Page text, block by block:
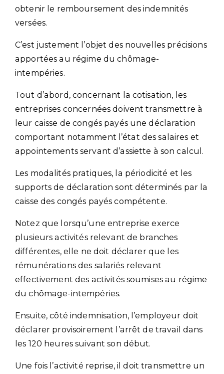
obtenir le remboursement des indemnités
versées.
C’est justement l’objet des nouvelles précisions
apportées au régime du chômage-
intempéries.
Tout d’abord, concernant la cotisation, les
entreprises concernées doivent transmettre à
leur caisse de congés payés une déclaration
comportant notamment l’état des salaires et
appointements servant d’assiette à son calcul.
Les modalités pratiques, la périodicité et les
supports de déclaration sont déterminés par la
caisse des congés payés compétente.
Notez que lorsqu’une entreprise exerce
plusieurs activités relevant de branches
différentes, elle ne doit déclarer que les
rémunérations des salariés relevant
effectivement des activités soumises au régime
du chômage-intempéries.
Ensuite, côté indemnisation, l’employeur doit
déclarer provisoirement l’arrêt de travail dans
les 120 heures suivant son début.
Une fois l’activité reprise, il doit transmettre un